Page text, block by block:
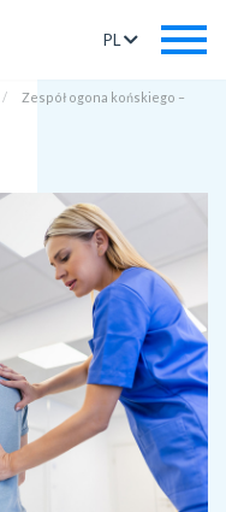
PL
Zespół ogona końskiego –